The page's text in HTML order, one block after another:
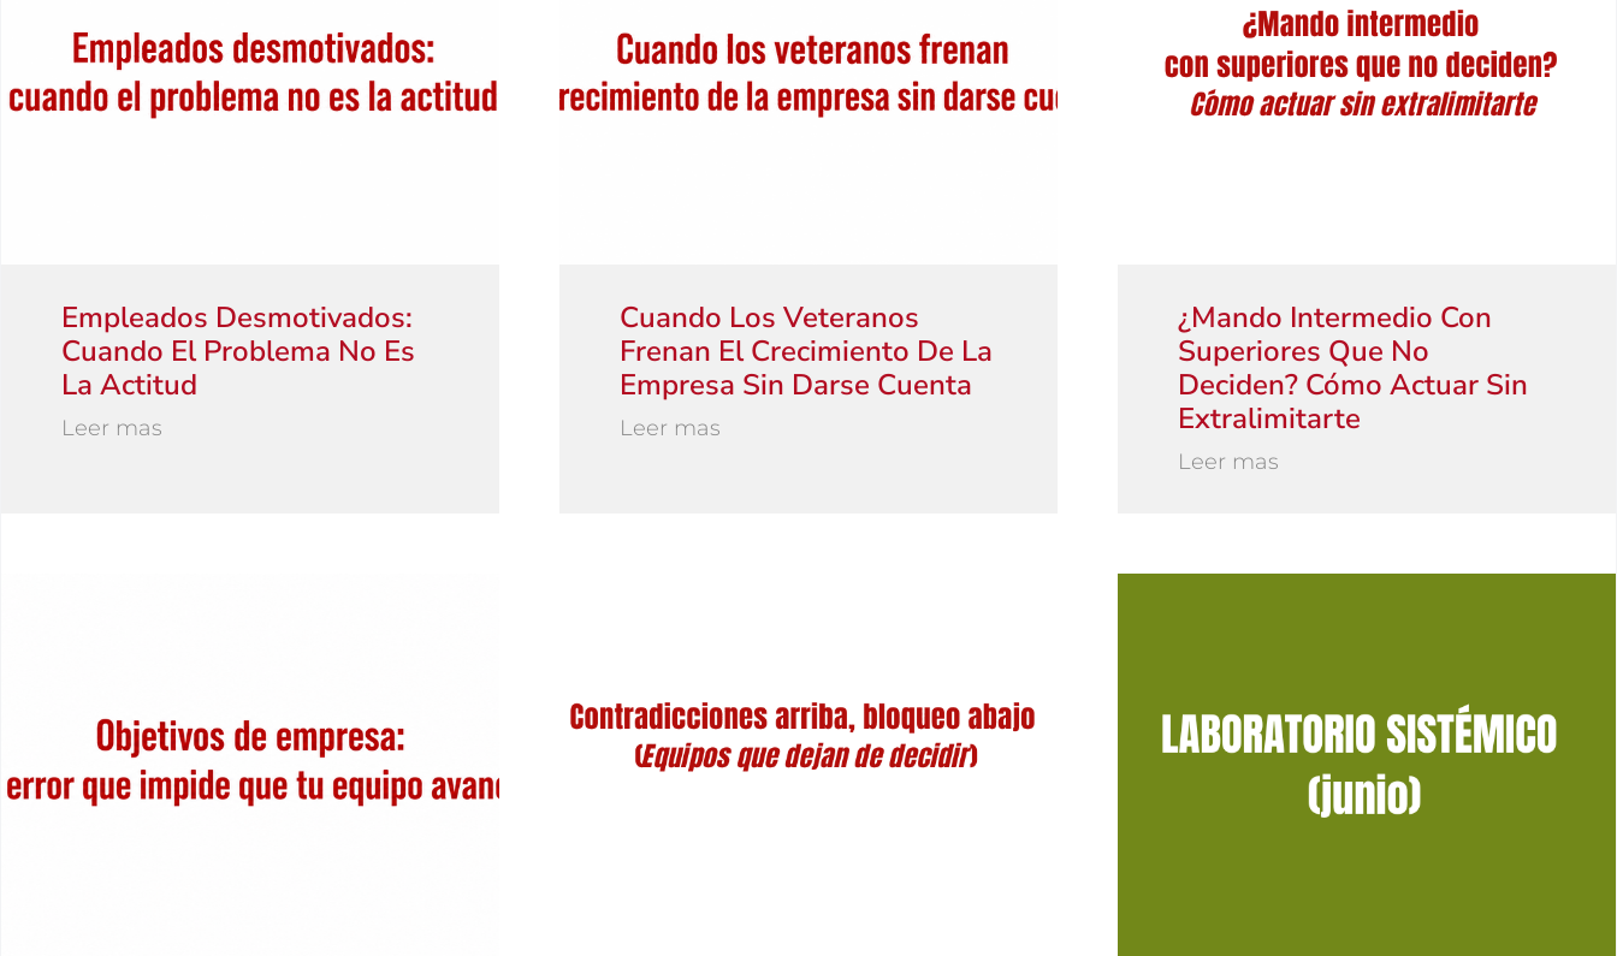
Empleados Desmotivados:
Cuando El Problema No Es
La Actitud
Leer mas
Cuando Los Veteranos
Frenan El Crecimiento De La
Empresa Sin Darse Cuenta
Leer mas
¿Mando Intermedio Con
Superiores Que No
Deciden? Cómo Actuar Sin
Extralimitarte
Leer mas